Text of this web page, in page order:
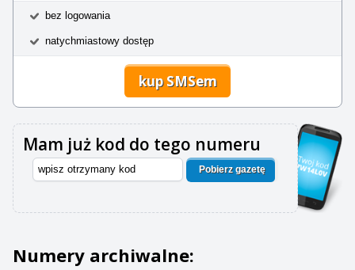
bez logowania
natychmiastowy dostęp
kup SMSem
Mam już kod do tego numeru
Pobierz gazetę
Numery archiwalne: